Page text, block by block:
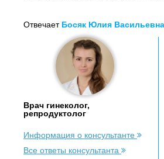
Отвечает Босяк Юлия Васильевна
Врач гинеколог,
репродуктолог
Информация о консультанте
Все ответы консультанта